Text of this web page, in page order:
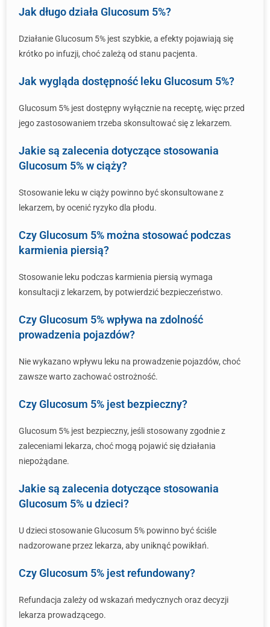
Jak długo działa Glucosum 5%?
Działanie Glucosum 5% jest szybkie, a efekty pojawiają się
krótko po infuzji, choć zależą od stanu pacjenta.
Jak wygląda dostępność leku Glucosum 5%?
Glucosum 5% jest dostępny wyłącznie na receptę, więc przed
jego zastosowaniem trzeba skonsultować się z lekarzem.
Jakie są zalecenia dotyczące stosowania
Glucosum 5% w ciąży?
Stosowanie leku w ciąży powinno być skonsultowane z
lekarzem, by ocenić ryzyko dla płodu.
Czy Glucosum 5% można stosować podczas
karmienia piersią?
Stosowanie leku podczas karmienia piersią wymaga
konsultacji z lekarzem, by potwierdzić bezpieczeństwo.
Czy Glucosum 5% wpływa na zdolność
prowadzenia pojazdów?
Nie wykazano wpływu leku na prowadzenie pojazdów, choć
zawsze warto zachować ostrożność.
Czy Glucosum 5% jest bezpieczny?
Glucosum 5% jest bezpieczny, jeśli stosowany zgodnie z
zaleceniami lekarza, choć mogą pojawić się działania
niepożądane.
Jakie są zalecenia dotyczące stosowania
Glucosum 5% u dzieci?
U dzieci stosowanie Glucosum 5% powinno być ściśle
nadzorowane przez lekarza, aby uniknąć powikłań.
Czy Glucosum 5% jest refundowany?
Refundacja zależy od wskazań medycznych oraz decyzji
lekarza prowadzącego.